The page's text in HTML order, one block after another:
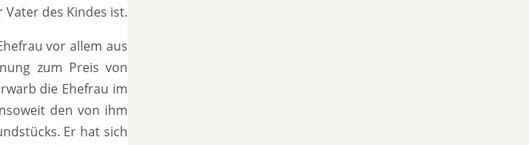
des Kindes ist.
vor allem aus
zum Preis von
die Ehefrau im
den von ihm
Er hat sich